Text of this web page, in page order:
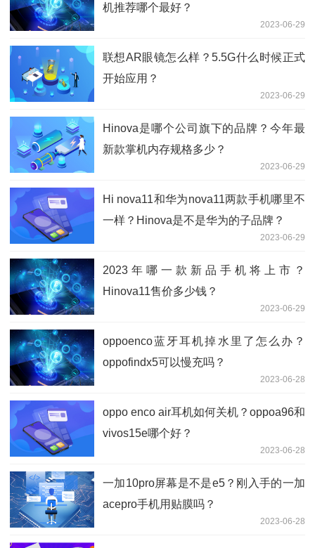
机推荐哪个最好？
2023-06-29
联想AR眼镜怎么样？5.5G什么时候正式
开始应用？
2023-06-29
Hinova是哪个公司旗下的品牌？今年最
新款掌机内存规格多少？
2023-06-29
Hi nova11和华为nova11两款手机哪里不
一样？Hinova是不是华为的子品牌？
2023-06-29
2023年哪一款新品手机将上市？
Hinova11售价多少钱？
2023-06-29
oppoenco蓝牙耳机掉水里了怎么办？
oppofindx5可以慢充吗？
2023-06-28
oppo enco air耳机如何关机？oppoa96和
vivos15e哪个好？
2023-06-28
一加10pro屏幕是不是e5？刚入手的一加
acepro手机用贴膜吗？
2023-06-28